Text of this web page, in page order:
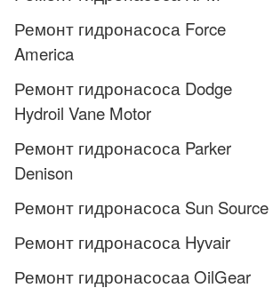
Ремонт гидронасоса Force
America
Ремонт гидронасоса Dodge
Hydroil Vane Motor
Ремонт гидронасоса Parker
Denison
Ремонт гидронасоса Sun Source
Ремонт гидронасоса Hyvair
Ремонт гидронасосаa OilGear